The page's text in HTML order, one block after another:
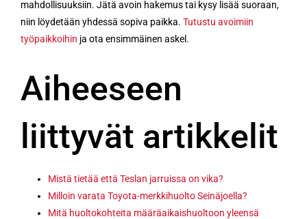
mahdollisuuksiin. Jätä avoin hakemus tai kysy lisää suoraan,
niin löydetään yhdessä sopiva paikka. Tutustu avoimiin
työpaikkoihin ja ota ensimmäinen askel.
Aiheeseen
liittyvät artikkelit
Mistä tietää että Teslan jarruissa on vika?
Milloin varata Toyota-merkkihuolto Seinäjoella?
Mitä huoltokohteita määräaikaishuoltoon yleensä